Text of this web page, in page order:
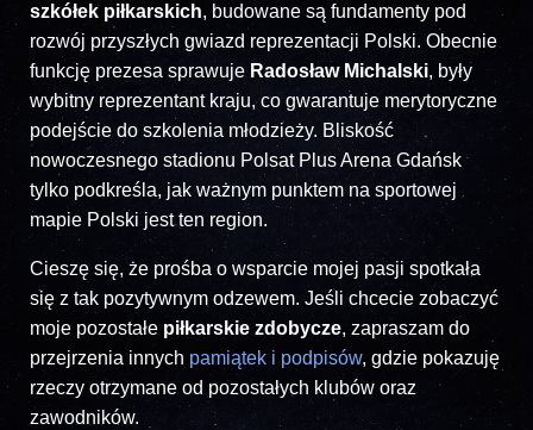
szkółek piłkarskich, budowane są fundamenty pod
rozwój przyszłych gwiazd reprezentacji Polski. Obecnie
funkcję prezesa sprawuje Radosław Michalski, były
wybitny reprezentant kraju, co gwarantuje merytoryczne
podejście do szkolenia młodzieży. Bliskość
nowoczesnego stadionu Polsat Plus Arena Gdańsk
tylko podkreśla, jak ważnym punktem na sportowej
mapie Polski jest ten region.
Cieszę się, że prośba o wsparcie mojej pasji spotkała
się z tak pozytywnym odzewem. Jeśli chcecie zobaczyć
moje pozostałe piłkarskie zdobycze, zapraszam do
przejrzenia innych pamiątek i podpisów, gdzie pokazuję
rzeczy otrzymane od pozostałych klubów oraz
zawodników.